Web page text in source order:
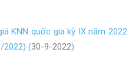
KNN quốc gia kỳ IX năm 2022
2022) (30-9-2022)